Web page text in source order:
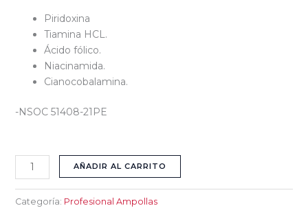
Piridoxina
Tiamina HCL.
Ácido fólico.
Niacinamida.
Cianocobalamina.
-NSOC 51408-21PE
AÑADIR AL CARRITO
Categoría: Profesional Ampollas